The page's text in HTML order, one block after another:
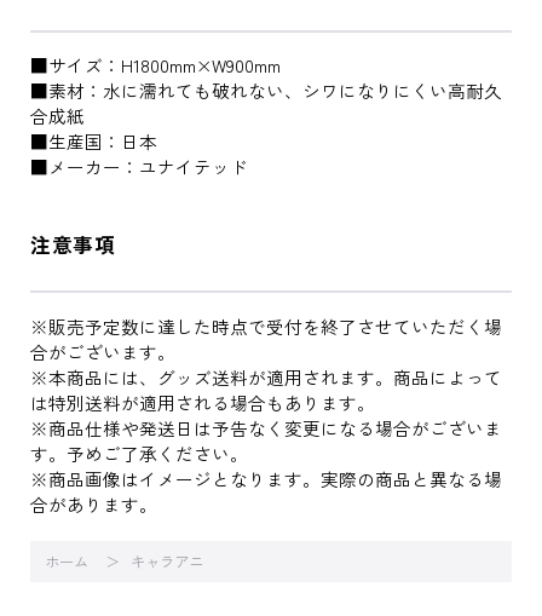
■サイズ：H1800mm×W900mm
■素材：水に濡れても破れない、シワになりにくい高耐久
合成紙
■生産国：日本
■メーカー：ユナイテッド
注意事項
※販売予定数に達した時点で受付を終了させていただく場
合がございます。
※本商品には、グッズ送料が適用されます。商品によって
は特別送料が適用される場合もあります。
※商品仕様や発送日は予告なく変更になる場合がございま
す。予めご了承ください。
※商品画像はイメージとなります。実際の商品と異なる場
合があります。
ホーム キャラアニ